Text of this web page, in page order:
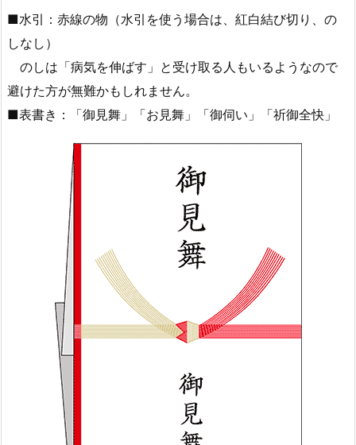
■水引：赤線の物（水引を使う場合は、紅白結び切り、の
しなし）
のしは「病気を伸ばす」と受け取る人もいるようなので
避けた方が無難かもしれません。
■表書き：「御見舞」「お見舞」「御伺い」「祈御全快」